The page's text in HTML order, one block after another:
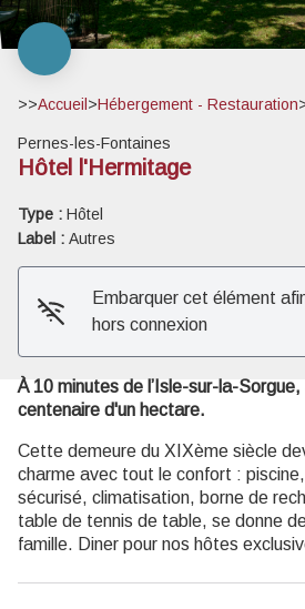
>>Accueil >Hébergement - Restauration
Pernes-les-Fontaines
Hôtel l'Hermitage
Type : Hôtel
Label : Autres
Embarquer cet élément
hors connexion
À 10 minutes de l’Isle-sur-la-
centenaire d'un hectare.
Cette demeure du XIXème siècle
charme avec tout le confort :
sécurisé, climatisation, borne de
table de tennis de table, se donne
famille. Diner pour nos hôtes